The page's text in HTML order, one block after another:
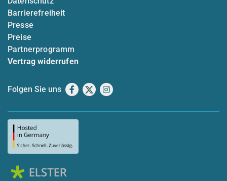
Barrierefreiheit
Presse
Preise
Partnerprogramm
Vertrag widerrufen
Folgen Sie uns Facebook
X Instagram